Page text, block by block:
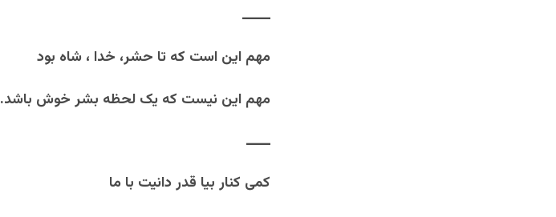
ـــــــ
مهم این است که تا حشر، خدا ، شاه بود
مهم این نیست که یک لحظه بشر خوش باشد.
ــــــ
کمی کنار بیا قدر دانیت با ما